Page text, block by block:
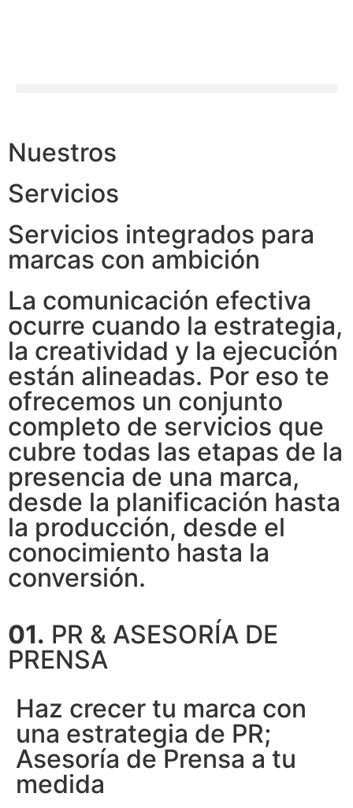
Nuestros
Servicios
Servicios integrados para
marcas con ambición
La comunicación efectiva
ocurre cuando la estrategia,
la creatividad y la ejecución
están alineadas. Por eso te
ofrecemos un conjunto
completo de servicios que
cubre todas las etapas de la
presencia de una marca,
desde la planificación hasta
la producción, desde el
conocimiento hasta la
conversión.
01. PR & ASESORÍA DE
PRENSA
Haz crecer tu marca con
una estrategia de PR;
Asesoría de Prensa a tu
medida